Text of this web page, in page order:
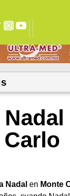
Nadal en Monte